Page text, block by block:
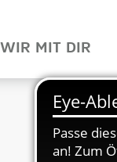
WIR MIT DIR
Bildung
Camps
HTJ-